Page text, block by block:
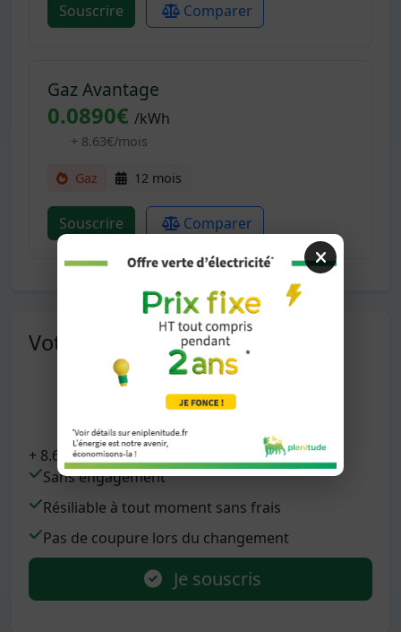
Souscrire Comparer
Gaz Avantage
0.0890€ /kWh
+ 8.63€/mois
Gaz 12 mois
Souscrire Comparer
Votre nouveau tarif
0.0890€/kWh
+ 8.63€/mois d'abonnement
Sans engagement
Résiliable à tout moment sans frais
Pas de coupure lors du changement
Je souscris